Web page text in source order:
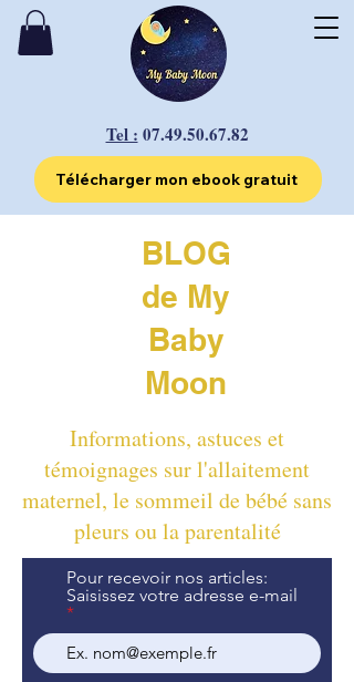
Tel : 07.49.50.67.82
Télécharger mon ebook gratuit
BLOG
de My
Baby
Moon
Informations, astuces et
témoignages sur l'allaitement
maternel, le sommeil de bébé sans
pleurs ou la parentalité
Pour recevoir nos articles:
Saisissez votre adresse e-mail